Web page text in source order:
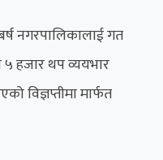
नगरपालिकालाई गत
हजार थप व्ययभार
विज्ञप्तीमा मार्फत